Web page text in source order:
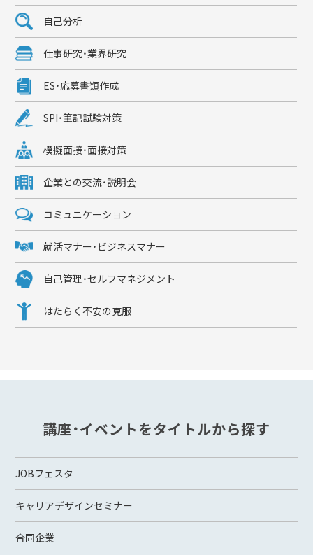
自己分析
仕事研究・業界研究
ES・応募書類作成
SPI・筆記試験対策
模擬面接・面接対策
企業との交流・説明会
コミュニケーション
就活マナー・ビジネスマナー
自己管理・セルフマネジメント
はたらく不安の克服
講座・イベントをタイトルから探す
JOBフェスタ
キャリアデザインセミナー
合同企業